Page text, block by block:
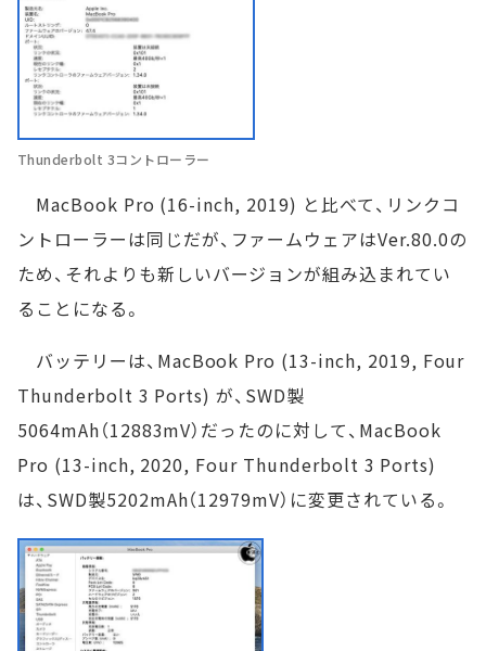
Thunderbolt 3コントローラー
MacBook Pro (16-inch, 2019) と比べて、リンクコ
ントローラーは同じだが、ファームウェアはVer.80.0の
ため、それよりも新しいバージョンが組み込まれてい
ることになる。
バッテリーは、MacBook Pro (13-inch, 2019, Four
Thunderbolt 3 Ports) が、SWD製
5064mAh（12883mV）だったのに対して、MacBook
Pro (13-inch, 2020, Four Thunderbolt 3 Ports)
は、SWD製5202mAh（12979mV）に変更されている。